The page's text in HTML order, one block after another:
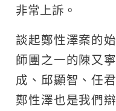
非常上訴。
談起鄭性澤案的
師團之一的陳又
成、邱顯智、任
鄭性澤也是我們